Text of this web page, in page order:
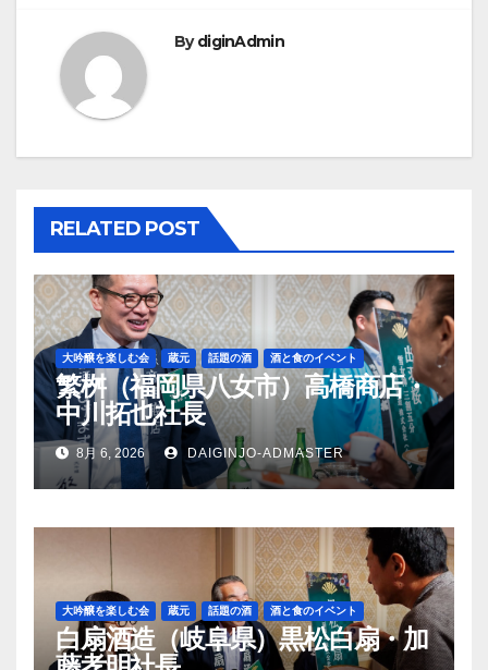
ビ
ゲ
ョ
ン
BydiginAdmin
RELATED POST
大吟醸を楽しむ会 蔵元 話題の酒 酒と食のイベント
繁桝（福岡県八女市）高橋商店・
中川拓也社長
8月 6, 2026 DAIGINJO-ADMASTER
大吟醸を楽しむ会 蔵元 話題の酒 酒と食のイベント
白扇酒造（岐阜県）黒松白扇・加